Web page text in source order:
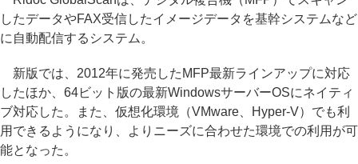
したデータやFAX受信したイメージデータを基幹システムなど
に自動配信するシステム。
新版では、2012年に発売したMFP最新ラインアップに対応
したほか、64ビット版の最新WindowsサーバーOSにネイティ
ブ対応した。また、仮想化環境（VMware、Hyper-V）でも利
用できるようになり、よりニーズに合わせた環境での利用が可
能となった。